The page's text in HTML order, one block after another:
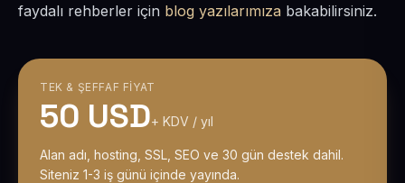
faydalı rehberler için blog yazılarımıza bakabilirsiniz.
TEK & ŞEFFAF FIYAT
50 USD+ KDV / yıl
Alan adı, hosting, SSL, SEO ve 30 gün destek dahil.
Siteniz 1-3 iş günü içinde yayında.